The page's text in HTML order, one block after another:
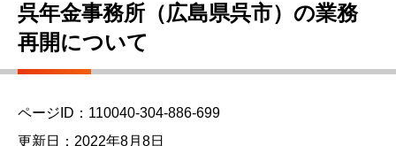
呉年金事務所（広島県呉市）の業務
再開について
ページID：110040-304-886-699
更新日：2022年8月8日